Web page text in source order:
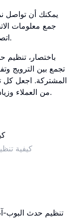
يمكنك أن تواصل
جمع معلومات
اتصال مع عملائك حتى بعد انتهاء البوب-آب.
باختصار، تنظيم
تجمع بين الترويج
المشتركة. اجعل
من العملاء وزيادة شهرة علامتك التجارية بشكل ملحوظ.
كيفية
تنظيم حدث البوب-